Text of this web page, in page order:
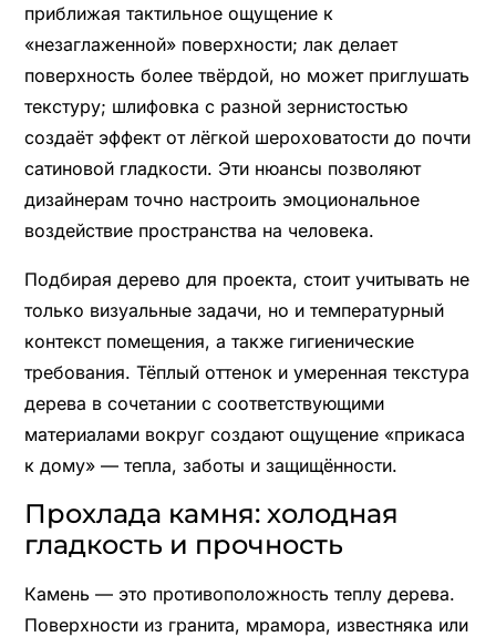
приближая тактильное ощущение к
«незаглаженной» поверхности; лак делает
поверхность более твёрдой, но может приглушать
текстуру; шлифовка с разной зернистостью
создаёт эффект от лёгкой шероховатости до почти
сатиновой гладкости. Эти нюансы позволяют
дизайнерам точно настроить эмоциональное
воздействие пространства на человека.
Подбирая дерево для проекта, стоит учитывать не
только визуальные задачи, но и температурный
контекст помещения, а также гигиенические
требования. Тёплый оттенок и умеренная текстура
дерева в сочетании с соответствующими
материалами вокруг создают ощущение «прикаса
к дому» — тепла, заботы и защищённости.
Прохлада камня: холодная
гладкость и прочность
Камень — это противоположность теплу дерева.
Поверхности из гранита, мрамора, известняка или